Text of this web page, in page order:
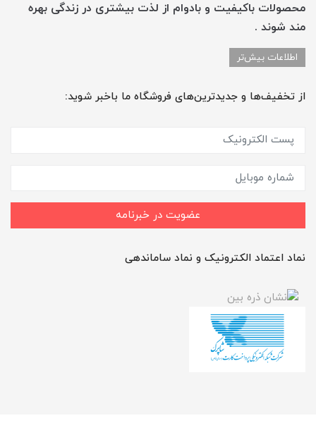
محصولات باکیفیت و بادوام از لذت بیشتری در زندگی بهره
مند شوند .
اطلاعات بیش‌تر
از تخفیف‌ها و جدیدترین‌های فروشگاه ما باخبر شوید:
عضویت در خبرنامه
نماد اعتماد الکترونیک و نماد ساماندهی